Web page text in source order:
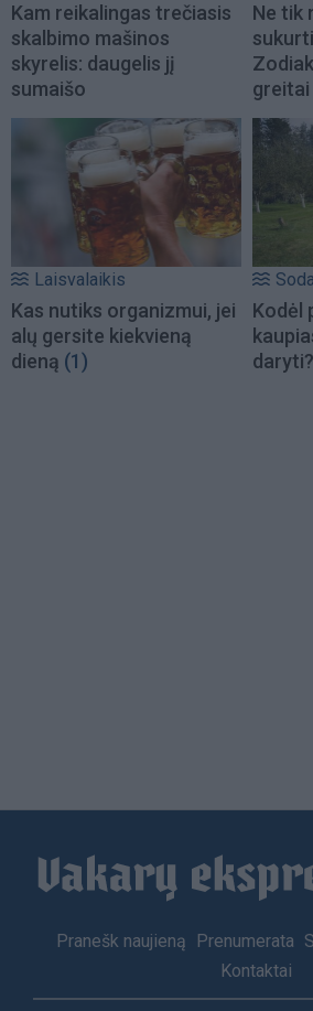
Kam reikalingas trečiasis
skalbimo mašinos
skyrelis: daugelis jį
sumaišo
Ne tik
Laisvalaikis
Kas nutiks organizmui, jei
alų gersite kiekvieną
dieną (1)
Kodėl
daryti?
Footer
Pranešk naujieną Prenumerata
Kontaktai